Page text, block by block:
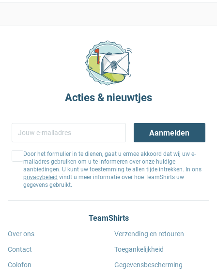
Acties & nieuwtjes
Aanmelden
Door het formulier in te dienen, gaat u ermee akkoord dat wij uw e-
mailadres gebruiken om u te informeren over onze huidige
aanbiedingen. U kunt uw toestemming te allen tijde intrekken. In ons
privacybeleid vindt u meer informatie over hoe TeamShirts uw
gegevens gebruikt.
TeamShirts
Over ons
Contact
Colofon
Verzending en retouren
Toegankelijkheid
Gegevensbescherming